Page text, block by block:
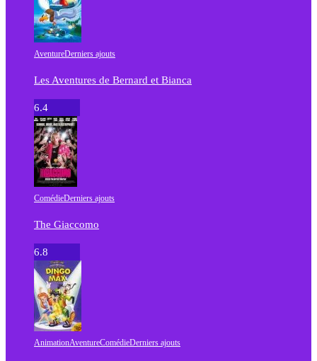
AventureDerniers ajouts
Les Aventures de Bernard et Bianca
6.4
ComédieDerniers ajouts
The Giaccomo
6.8
AnimationAventureComédieDerniers ajouts